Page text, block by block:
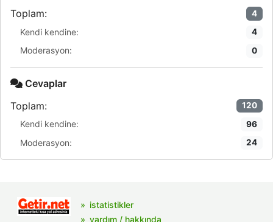
Toplam:
4
Kendi kendine: 4
Moderasyon: 0
Cevaplar
Toplam:
120
Kendi kendine: 96
Moderasyon: 24
istatistikler
yardım / hakkında